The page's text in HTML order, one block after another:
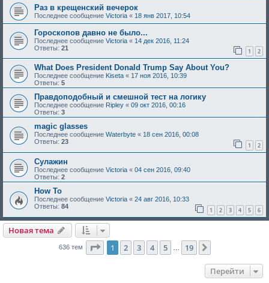
Раз в крещенский вечерок
Последнее сообщение Victoria « 18 янв 2017, 10:54
Гороскопов давно не было...
Последнее сообщение Victoria « 14 дек 2016, 11:24
Ответы: 21 1 2
What Does President Donald Trump Say About You?
Последнее сообщение Kiseta « 17 ноя 2016, 10:39
Ответы: 5
Правдоподобный и смешной тест на логику
Последнее сообщение Ripley « 09 окт 2016, 00:16
Ответы: 3
magic glasses
Последнее сообщение Waterbyte « 18 сен 2016, 00:08
Ответы: 23 1 2
Сулажин
Последнее сообщение Victoria « 04 сен 2016, 09:40
Ответы: 2
How To
Последнее сообщение Victoria « 24 авг 2016, 10:33
Ответы: 84 1 2 3 4 5 6
Новая тема
636 тем Страница из 19
1 2 3 4 5 19
Перейти